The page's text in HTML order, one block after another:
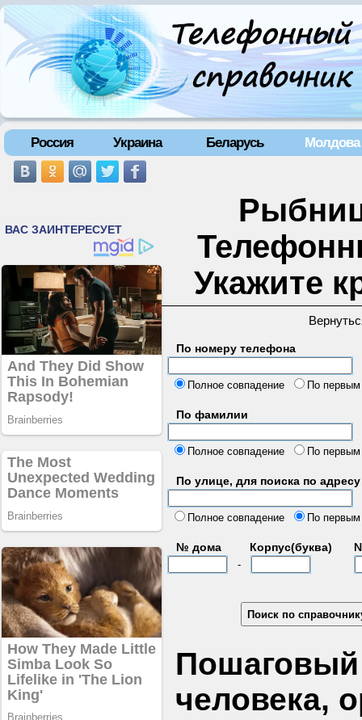
Россия Украина Беларусь Молдова
Укажите
По номеру телефона
Полное совпадение
По
По фамилии
Полное совпадение По
По улице, для поиска по адресу
Полное совпадение
По
№ дома Корпус(буква)
-
Пошаговый
человека,